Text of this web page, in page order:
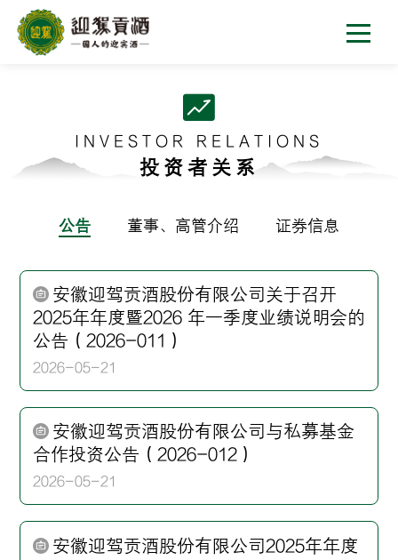
INVESTOR RELATIONS
投资者关系
公告 董事、高管介绍 证券信息
安徽迎驾贡酒股份有限公司关于召开
2025年年度暨2026 年一季度业绩说明会的
公告（2026-011）
2026-05-21
安徽迎驾贡酒股份有限公司与私募基金
合作投资公告（2026-012）
2026-05-21
安徽迎驾贡酒股份有限公司2025年年度